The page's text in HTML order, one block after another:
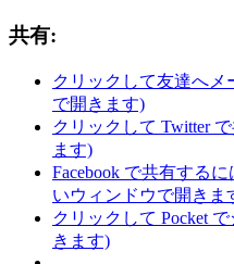
共有:
クリックして友達へメ
で開きます)
クリックして Twitter
ます)
Facebook で共有する
いウィンドウで開きま
クリックして Pocket
きます)